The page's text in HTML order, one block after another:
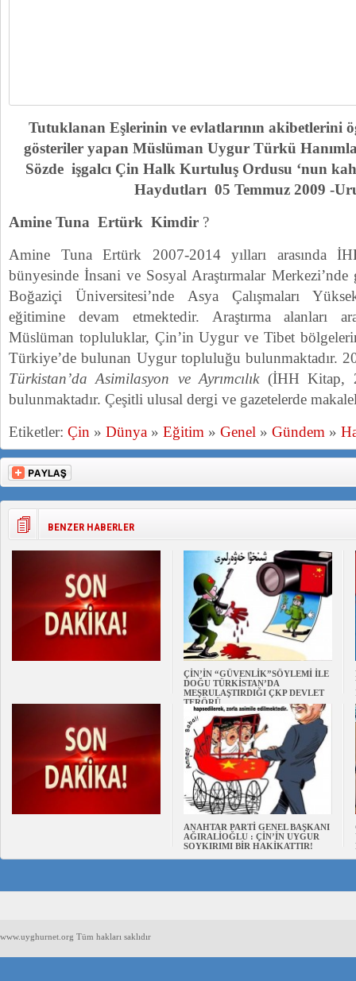
Tutuklanan Eşlerinin ve evlatlarının akibetlerini
gösteriler yapan Müslüman Uygur Türkü
Sözde işgalcı Çin Halk Kurtuluş Ordusu ‘nun
Haydutları 05 Temmuz 2009 -
Amine Tuna Ertürk Kimdir ?
Amine Tuna Ertürk 2007-2014 yılları arasında
bünyesinde İnsani ve Sosyal Araştırmalar
Boğaziçi Üniversitesi’nde Asya Çalışmaları
eğitimine devam etmektedir. Araştırma alanları
Müslüman topluluklar, Çin’in Uygur ve Tibet
Türkiye’de bulunan Uygur topluluğu bulunmaktadır.
Türkistan’da Asimilasyon ve Ayrımcılık(İHH Kitap,
bulunmaktadır. Çeşitli ulusal dergi ve gazetelerde
Etiketler: Çin » Dünya » Eğitim » Genel » Gündem »
BENZER HABERLER
ÇİN’İN “GÜVENLİK”SÖYLEMİ İLE
DOĞU TÜRKİSTAN’DA
MEŞRULAŞTIRDIĞI ÇKP DEVLET
TERÖRÜ
ANAHTAR PARTİ GENEL BAŞKANI
AĞIRALİOĞLU : ÇİN’İN UYGUR
SOYKIRIMI BİR HAKİKATTIR!
www.uyghurnet.org Tüm hakları saklıdır